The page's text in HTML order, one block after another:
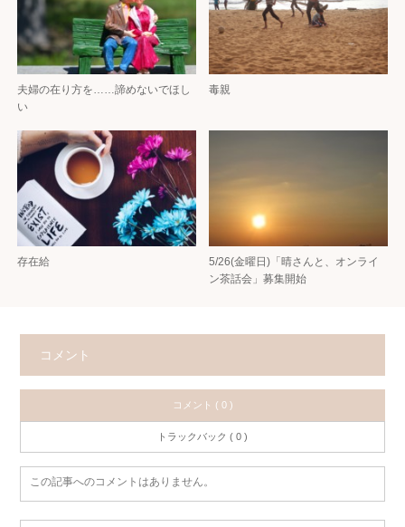
夫婦の在り方を……諦めないでほし
い
毒親
存在給
5/26(金曜日)「晴さんと、オンライ
ン茶話会」募集開始
コメント
コメント ( 0 )
トラックバック ( 0 )
この記事へのコメントはありません。